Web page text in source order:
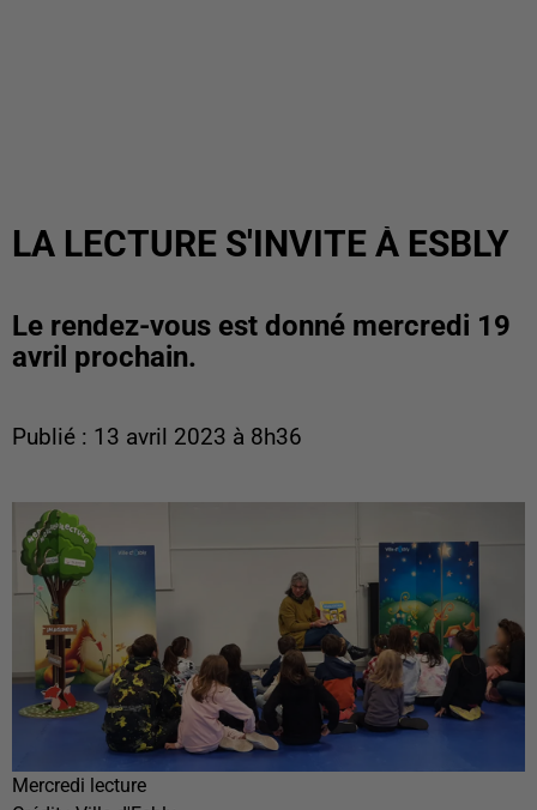
LA LECTURE S'INVITE À ESBLY
Le rendez-vous est donné mercredi 19
avril prochain.
Publié : 13 avril 2023 à 8h36
Mercredi lecture